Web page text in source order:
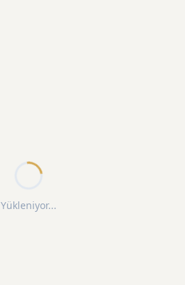
Yükleniyor...